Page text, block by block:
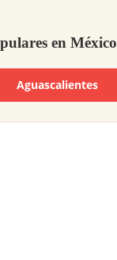
en México
Aguascalientes